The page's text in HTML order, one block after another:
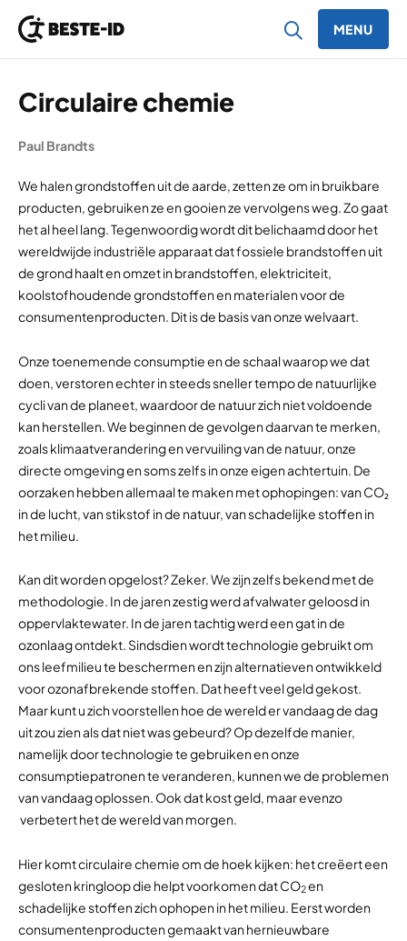
MENU
Circulaire chemie
Paul Brandts
We halen grondstoffen uit de aarde, zetten ze om in bruikbare
producten, gebruiken ze en gooien ze vervolgens weg. Zo gaat
het al heel lang. Tegenwoordig wordt dit belichaamd door het
wereldwijde industriële apparaat dat fossiele brandstoffen uit
de grond haalt en omzet in brandstoffen, elektriciteit,
koolstofhoudende grondstoffen en materialen voor de
consumentenproducten. Dit is de basis van onze welvaart.
Onze toenemende consumptie en de schaal waarop we dat
doen, verstoren echter in steeds sneller tempo de natuurlijke
cycli van de planeet, waardoor de natuur zich niet voldoende
kan herstellen. We beginnen de gevolgen daarvan te merken,
zoals klimaatverandering en vervuiling van de natuur, onze
directe omgeving en soms zelfs in onze eigen achtertuin. De
oorzaken hebben allemaal te maken met ophopingen: van CO₂
in de lucht, van stikstof in de natuur, van schadelijke stoffen in
het milieu.
Kan dit worden opgelost? Zeker. We zijn zelfs bekend met de
methodologie. In de jaren zestig werd afvalwater geloosd in
oppervlaktewater. In de jaren tachtig werd een gat in de
ozonlaag ontdekt. Sindsdien wordt technologie gebruikt om
ons leefmilieu te beschermen en zijn alternatieven ontwikkeld
voor ozonafbrekende stoffen. Dat heeft veel geld gekost.
Maar kunt u zich voorstellen hoe de wereld er vandaag de dag
uit zou zien als dat niet was gebeurd? Op dezelfde manier,
namelijk door technologie te gebruiken en onze
consumptiepatronen te veranderen, kunnen we de problemen
van vandaag oplossen. Ook dat kost geld, maar evenzo
verbetert het de wereld van morgen.
Hier komt circulaire chemie om de hoek kijken: het creëert een
gesloten kringloop die helpt voorkomen dat CO2en
schadelijke stoffen zich ophopen in het milieu. Eerst worden
consumentenproducten gemaakt van hernieuwbare